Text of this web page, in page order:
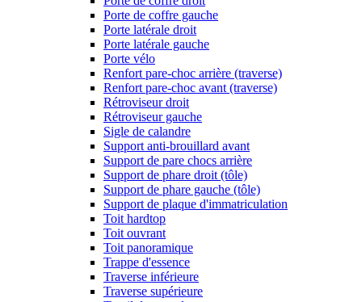
Porte de coffre gauche
Porte latérale droit
Porte latérale gauche
Porte vélo
Renfort pare-choc arrière (traverse)
Renfort pare-choc avant (traverse)
Rétroviseur droit
Rétroviseur gauche
Sigle de calandre
Support anti-brouillard avant
Support de pare chocs arrière
Support de phare droit (tôle)
Support de phare gauche (tôle)
Support de plaque d'immatriculation
Toit hardtop
Toit ouvrant
Toit panoramique
Trappe d'essence
Traverse inférieure
Traverse supérieure